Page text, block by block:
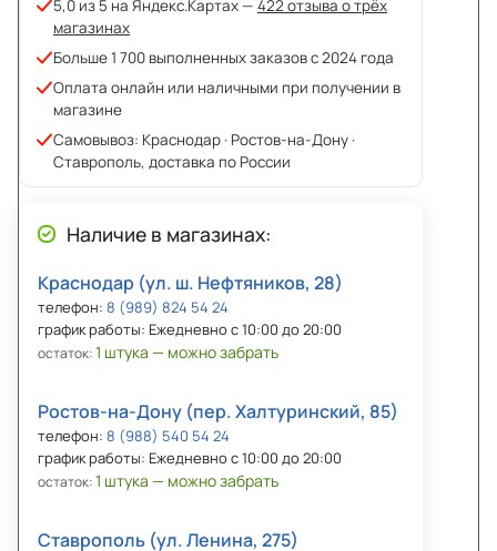
5,0 из 5 на Яндекс.Картах — 422 отзыва о трёх
магазинах
Больше 1 700 выполненных заказов с 2024 года
Оплата онлайн или наличными при получении в
магазине
Самовывоз: Краснодар · Ростов-на-Дону ·
Ставрополь, доставка по России
Наличие в магазинах:
Краснодар (ул. ш. Нефтяников, 28)
телефон: 8 (989) 824 54 24
график работы: Ежедневно с 10:00 до 20:00
остаток:1 штука — можно забрать
Ростов-на-Дону (пер. Халтуринский, 85)
телефон: 8 (988) 540 54 24
график работы: Ежедневно с 10:00 до 20:00
остаток:1 штука — можно забрать
Ставрополь (ул. Ленина, 275)